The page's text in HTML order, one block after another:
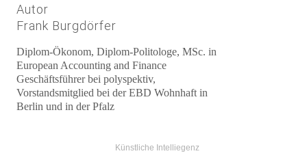
Autor
Frank Burgdörfer
Diplom-Ökonom, Diplom-Politologe, MSc. in
European Accounting and Finance
Geschäftsführer bei polyspektiv,
Vorstandsmitglied bei der EBD Wohnhaft in
Berlin und in der Pfalz
Künstliche Intelliegenz